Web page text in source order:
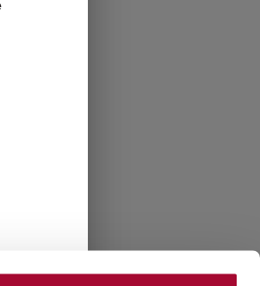
tecnicamente
da